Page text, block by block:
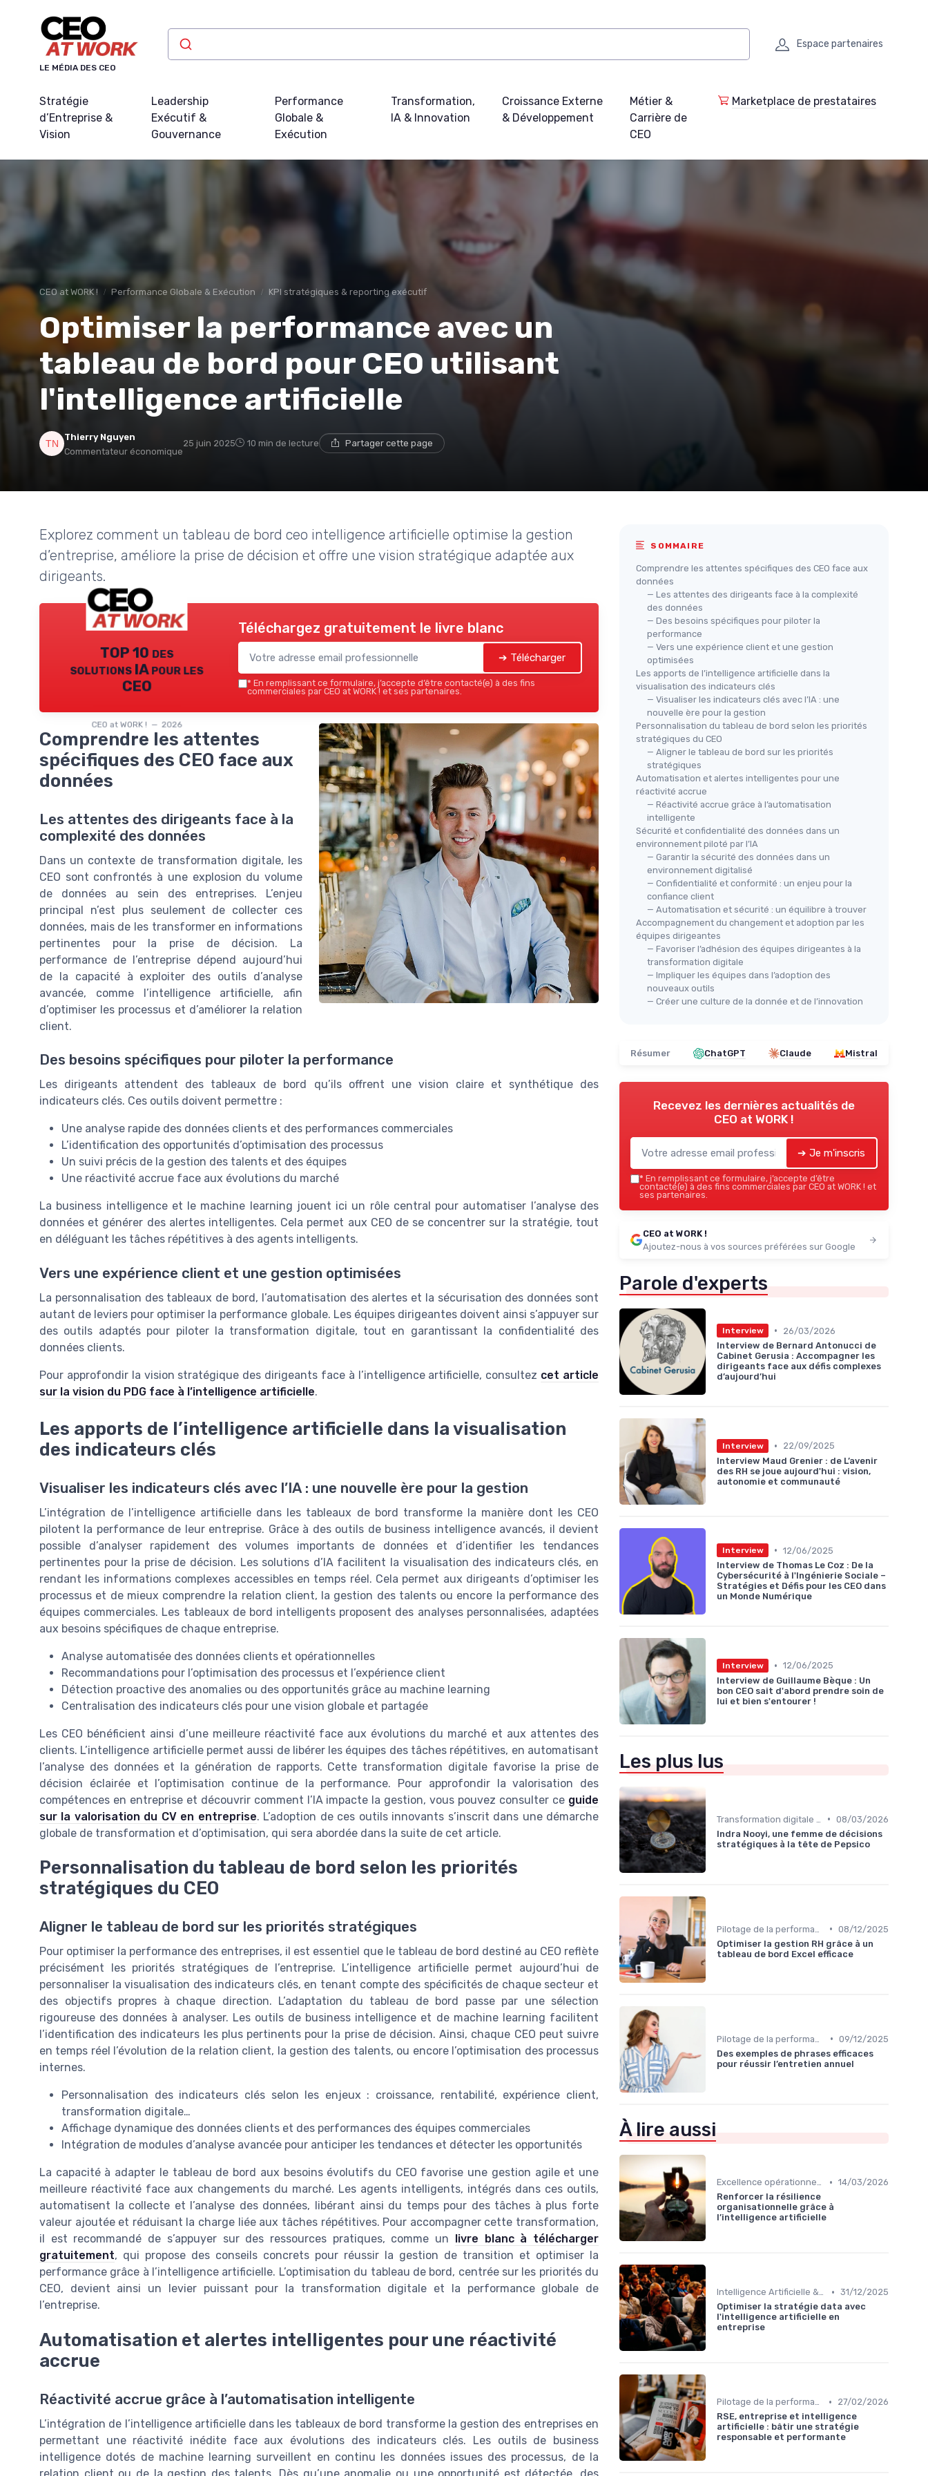
LE MÉDIA DES CEO
Espace partenaires
Stratégie
d’Entreprise &
Vision
Leadership
Exécutif &
Gouvernance
Performance
Globale &
Exécution
Transformation,
IA & Innovation
Croissance Externe
& Développement
Métier &
Carrière de
CEO
Marketplace de prestataires
CEO at WORK ! Performance Globale & Exécution KPI stratégiques & reporting exécutif
Optimiser la performance avec un
tableau de bord pour CEO utilisant
l'intelligence artificielle
Thierry Nguyen
Commentateur économique
25 juin 2025 10 min de lecture Partager cette page
Explorez comment un tableau de bord ceo intelligence artificielle optimise la gestion
d’entreprise, améliore la prise de décision et offre une vision stratégique adaptée aux
dirigeants.
TOP 10 des
solutions IA pour les
CEO
CEO at WORK ! — 2026
Téléchargez gratuitement le livre blanc
➔ Télécharger
* En remplissant ce formulaire, j’accepte d’être contacté(e) à des fins
commerciales par CEO at WORK ! et ses partenaires.
Comprendre les attentes
spécifiques des CEO face aux
données
Les attentes des dirigeants face à la
complexité des données
Dans un contexte de transformation digitale, les
CEO sont confrontés à une explosion du volume
de données au sein des entreprises. L’enjeu
principal n’est plus seulement de collecter ces
données, mais de les transformer en informations
pertinentes pour la prise de décision. La
performance de l’entreprise dépend aujourd’hui
de la capacité à exploiter des outils d’analyse
avancée, comme l’intelligence artificielle, afin
d’optimiser les processus et d’améliorer la relation
client.
Des besoins spécifiques pour piloter la performance
Les dirigeants attendent des tableaux de bord qu’ils offrent une vision claire et synthétique des
indicateurs clés. Ces outils doivent permettre :
Une analyse rapide des données clients et des performances commerciales
L’identification des opportunités d’optimisation des processus
Un suivi précis de la gestion des talents et des équipes
Une réactivité accrue face aux évolutions du marché
La business intelligence et le machine learning jouent ici un rôle central pour automatiser l’analyse des
données et générer des alertes intelligentes. Cela permet aux CEO de se concentrer sur la stratégie, tout
en déléguant les tâches répétitives à des agents intelligents.
Vers une expérience client et une gestion optimisées
La personnalisation des tableaux de bord, l’automatisation des alertes et la sécurisation des données sont
autant de leviers pour optimiser la performance globale. Les équipes dirigeantes doivent ainsi s’appuyer sur
des outils adaptés pour piloter la transformation digitale, tout en garantissant la confidentialité des
données clients.
Pour approfondir la vision stratégique des dirigeants face à l’intelligence artificielle, consultez cet article
sur la vision du PDG face à l’intelligence artificielle.
Les apports de l’intelligence artificielle dans la visualisation
des indicateurs clés
Visualiser les indicateurs clés avec l’IA : une nouvelle ère pour la gestion
L’intégration de l’intelligence artificielle dans les tableaux de bord transforme la manière dont les CEO
pilotent la performance de leur entreprise. Grâce à des outils de business intelligence avancés, il devient
possible d’analyser rapidement des volumes importants de données et d’identifier les tendances
pertinentes pour la prise de décision. Les solutions d’IA facilitent la visualisation des indicateurs clés, en
rendant les informations complexes accessibles en temps réel. Cela permet aux dirigeants d’optimiser les
processus et de mieux comprendre la relation client, la gestion des talents ou encore la performance des
équipes commerciales. Les tableaux de bord intelligents proposent des analyses personnalisées, adaptées
aux besoins spécifiques de chaque entreprise.
Analyse automatisée des données clients et opérationnelles
Recommandations pour l’optimisation des processus et l’expérience client
Détection proactive des anomalies ou des opportunités grâce au machine learning
Centralisation des indicateurs clés pour une vision globale et partagée
Les CEO bénéficient ainsi d’une meilleure réactivité face aux évolutions du marché et aux attentes des
clients. L’intelligence artificielle permet aussi de libérer les équipes des tâches répétitives, en automatisant
l’analyse des données et la génération de rapports. Cette transformation digitale favorise la prise de
décision éclairée et l’optimisation continue de la performance. Pour approfondir la valorisation des
compétences en entreprise et découvrir comment l’IA impacte la gestion, vous pouvez consulter ce guide
sur la valorisation du CV en entreprise. L’adoption de ces outils innovants s’inscrit dans une démarche
globale de transformation et d’optimisation, qui sera abordée dans la suite de cet article.
Personnalisation du tableau de bord selon les priorités
stratégiques du CEO
Aligner le tableau de bord sur les priorités stratégiques
Pour optimiser la performance des entreprises, il est essentiel que le tableau de bord destiné au CEO reflète
précisément les priorités stratégiques de l’entreprise. L’intelligence artificielle permet aujourd’hui de
personnaliser la visualisation des indicateurs clés, en tenant compte des spécificités de chaque secteur et
des objectifs propres à chaque direction. L’adaptation du tableau de bord passe par une sélection
rigoureuse des données à analyser. Les outils de business intelligence et de machine learning facilitent
l’identification des indicateurs les plus pertinents pour la prise de décision. Ainsi, chaque CEO peut suivre
en temps réel l’évolution de la relation client, la gestion des talents, ou encore l’optimisation des processus
internes.
Personnalisation des indicateurs clés selon les enjeux : croissance, rentabilité, expérience client,
transformation digitale…
Affichage dynamique des données clients et des performances des équipes commerciales
Intégration de modules d’analyse avancée pour anticiper les tendances et détecter les opportunités
La capacité à adapter le tableau de bord aux besoins évolutifs du CEO favorise une gestion agile et une
meilleure réactivité face aux changements du marché. Les agents intelligents, intégrés dans ces outils,
automatisent la collecte et l’analyse des données, libérant ainsi du temps pour des tâches à plus forte
valeur ajoutée et réduisant la charge liée aux tâches répétitives. Pour accompagner cette transformation,
il est recommandé de s’appuyer sur des ressources pratiques, comme un
livre blanc à télécharger
gratuitement, qui propose des conseils concrets pour réussir la gestion de transition et optimiser la
performance grâce à l’intelligence artificielle. L’optimisation du tableau de bord, centrée sur les priorités du
CEO, devient ainsi un levier puissant pour la transformation digitale et la performance globale de
l’entreprise.
Automatisation et alertes intelligentes pour une réactivité
accrue
Réactivité accrue grâce à l’automatisation intelligente
L’intégration de l’intelligence artificielle dans les tableaux de bord transforme la gestion des entreprises en
permettant une réactivité inédite face aux évolutions des indicateurs clés. Les outils de business
intelligence dotés de machine learning surveillent en continu les données issues des processus, de la
SOMMAIRE
Comprendre les attentes spécifiques des CEO face aux
données
— Les attentes des dirigeants face à la complexité
des données
— Des besoins spécifiques pour piloter la
performance
— Vers une expérience client et une gestion
optimisées
Les apports de l’intelligence artificielle dans la
visualisation des indicateurs clés
— Visualiser les indicateurs clés avec l’IA : une
nouvelle ère pour la gestion
Personnalisation du tableau de bord selon les priorités
stratégiques du CEO
— Aligner le tableau de bord sur les priorités
stratégiques
Automatisation et alertes intelligentes pour une
réactivité accrue
— Réactivité accrue grâce à l’automatisation
intelligente
Sécurité et confidentialité des données dans un
environnement piloté par l’IA
— Garantir la sécurité des données dans un
environnement digitalisé
— Confidentialité et conformité : un enjeu pour la
confiance client
— Automatisation et sécurité : un équilibre à trouver
Accompagnement du changement et adoption par les
équipes dirigeantes
— Favoriser l’adhésion des équipes dirigeantes à la
transformation digitale
— Impliquer les équipes dans l’adoption des
nouveaux outils
— Créer une culture de la donnée et de l’innovation
Résumer ChatGPT Claude Mistral
Recevez les dernières actualités de
CEO at WORK !
➔ Je m'inscris
* En remplissant ce formulaire, j’accepte d’être
contacté(e) à des fins commerciales par CEO at WORK ! et
ses partenaires.
CEO at WORK !
Ajoutez-nous à vos sources préférées sur Google
Parole d'experts
Interview •
26/03/2026
Interview de Bernard Antonucci de
Cabinet Gerusia : Accompagner les
dirigeants face aux défis complexes
d’aujourd’hui
Interview •
22/09/2025
Interview Maud Grenier : de L’avenir
des RH se joue aujourd'hui : vision,
autonomie et communauté
Interview • 12/06/2025
Interview de Thomas Le Coz : De la
Cybersécurité à l'Ingénierie Sociale –
Stratégies et Défis pour les CEO dans
un Monde Numérique
Interview • 12/06/2025
Interview de Guillaume Bèque : Un
bon CEO sait d'abord prendre soin de
lui et bien s'entourer !
Les plus lus
• 08/03/2026
Indra Nooyi, une femme de décisions
stratégiques à la tête de Pepsico
• 08/12/2025
Optimiser la gestion RH grâce à un
tableau de bord Excel efficace
• 09/12/2025
Des exemples de phrases efficaces
pour réussir l’entretien annuel
À lire aussi
Excellence opérationnelle • 14/03/2026
Renforcer la résilience
organisationnelle grâce à
l’intelligence artificielle
Intelligence Artificielle & stratégie • 31/12/2025
Optimiser la stratégie data avec
l'intelligence artificielle en
entreprise
Pilotage de la performance globale •
27/02/2026
RSE, entreprise et intelligence
artificielle : bâtir une stratégie
responsable et performante